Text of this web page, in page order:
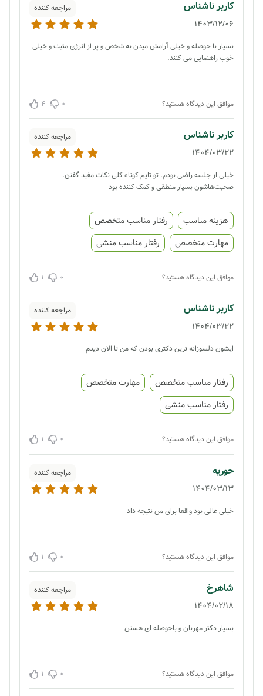
کاربر ناشناس مراجعه کننده
1403/12/06
بسیار با حوصله و خیلی آرامش میدن به شخص و پر از انرژی مثبت و خیلی
خوب راهنمایی می کنند.
موافق این دیدگاه هستید؟ 0
4
کاربر ناشناس مراجعه کننده
1404/03/22
خیلی از جلسه راضی بودم. تو تایم کوتاه کلی نکات مفید گفتن.
صحبت‌هاشون بسیار منطقی و کمک کننده بود
هزینه مناسب
رفتار مناسب متخصص
مهارت متخصص
رفتار مناسب منشی
موافق این دیدگاه هستید؟ 0
1
کاربر ناشناس مراجعه کننده
1404/03/22
ایشون دلسوزانه ترین دکتری بودن که من تا الان دیدم
رفتار مناسب متخصص
مهارت متخصص
رفتار مناسب منشی
موافق این دیدگاه هستید؟ 0
1
حوریه مراجعه کننده
1404/03/13
خیلی عالی بود واقعا برای من نتیجه داد
موافق این دیدگاه هستید؟ 0
1
شاهرخ مراجعه کننده
1404/02/18
بسیار دکتر مهربان و باحوصله ای هستن
موافق این دیدگاه هستید؟ 0
1